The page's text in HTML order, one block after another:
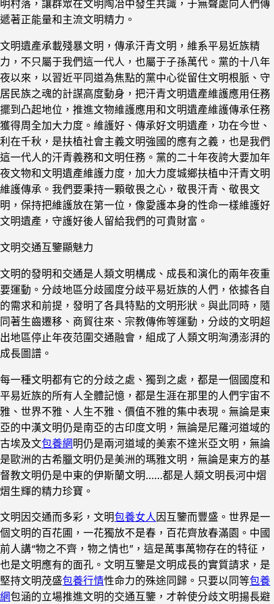
明村落，讓群眾在文明陶冶中發生共識，于無聲處向人們傳
遞著正能量和主流文明精力。
文明遺產承載殘暴文明，傳承汗青文明，維系平易近族精
力，不只屬于我們這一代人，也屬于子孫萬代。黨的十八年
夜以來，以習近平同道為焦點的黨中心從留住文明根脈、守
居民族之魂的計謀高度動身，把汗青文明遺產維護應用任務
擺到凸起地位，推進文物維護應用和文明遺產維護傳承任務
獲得周全加大力度。維護好、傳承好文明遺產，功在今世、
利在千秋，是扶植社會主義文明強國的應有之義，也是我們
這一代人的汗青義務和文明任務。黨的二十年夜誇大要加年
夜文物和文明遺產維護力度，加大力度城鄉扶植中汗青文明
維護傳承。我們要秉持一顆敬畏之心，敬畏汗青、敬畏文
明，保持把維護放在第一位，像愛護本身的性命一樣維護好
文明遺產，守護好後人留給我們的可貴財富。
文明交通互鑒顯魅力
文明的發明和交通是人類文明構成、成長和演化的兩年夜重
要運動。分歧地區分歧國度分歧平易近族的人們，依據各自
的需求和前提，發明了各具特點的文明形狀。與此同時，隨
同著生齒遷移、商貿往來、宗教傳佈等運動，分歧的文明超
出地區停止年夜范圍交通融會，組成了人類文明洶湧澎湃的
成長圖譜。
每一種文明都有它的分歧之處、獨到之處，都是一個國度和
平易近族的所有人全體記憶，都是生涯在那里的人們宇宙不
雅、世界不雅、人生不雅、價值不雅的集中表現。無論是東
亞的中漢文明仍是南亞的古印度文明，無論是尼羅河道域的
古埃及文包養網明仍是兩河道域的美索不達米亞文明，無論
是歐洲的古希臘文明仍是美洲的瑪雅文明，無論是東方的基
督教文明仍是中東的伊斯蘭文明……都是人類文明長河中熠
熠生輝的精力珍寶。
文明因交通而多彩，文明包養女人 因互鑒而豐盛。世界是一
個文明的百花圃，一花獨放不是春，百花齊放春滿園。中國
前人講“物之不齊，物之情也”，這是萬事萬物存在的特征，
也是文明應有的面孔。文明互鑒是文明成長的實質請求，是
堅持文明茂盛包養行情性命力的殊途同歸。只要以同等包養
網包涵的立場推進文明的交通互鑒，才幹使分歧文明揚長避